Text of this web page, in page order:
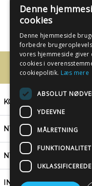
Har du
KONTAKT
NYHEDSBREV
NYTTIGE LINKS
INSPIRATION
Denne
cookies
Denne hjemmeside
forbedre
vores hjemmeside giver
cookies i
cookiepolitik. Læs mere
ABSOLUT
YDEEVNE
MÅLRETNING
FUNKTIONALITET
UKLASSIFICEREDE